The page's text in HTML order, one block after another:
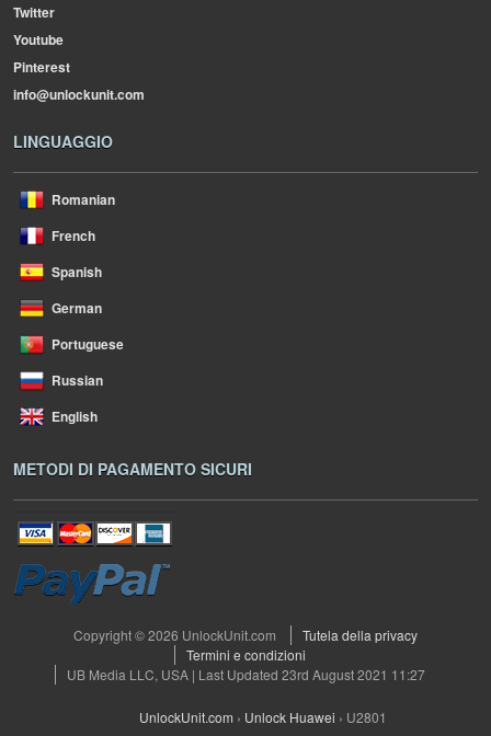
Twitter
Youtube
Pinterest
info@unlockunit.com
LINGUAGGIO
Romanian
French
Spanish
German
Portuguese
Russian
English
METODI DI PAGAMENTO SICURI
Copyright © 2026 UnlockUnit.com
Tutela della privacy
Termini e condizioni
UB Media LLC, USA | Last Updated 23rd August 2021 11:27
UnlockUnit.com › Unlock Huawei › U2801